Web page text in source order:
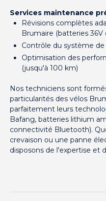
Services maintenance
Révisions complètes
Brumaire (batteries 36V
Contrôle du système
Optimisation des
(jusqu'à 100 km)
Nos techniciens sont
particularités des vélos
parfaitement leurs
Bafang, batteries lithium
connectivité Bluetooth).
crevaison ou une panne
disposons de l'expertise et